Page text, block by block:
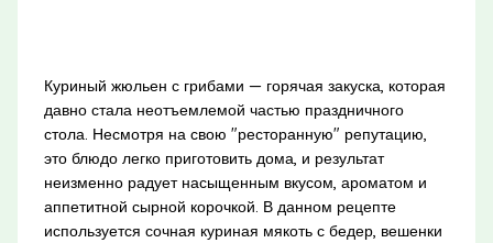
Куриный жюльен с грибами — горячая закуска, которая
давно стала неотъемлемой частью праздничного
стола. Несмотря на свою "ресторанную" репутацию,
это блюдо легко приготовить дома, и результат
неизменно радует насыщенным вкусом, ароматом и
аппетитной сырной корочкой. В данном рецепте
используется сочная куриная мякоть с бедер, вешенки